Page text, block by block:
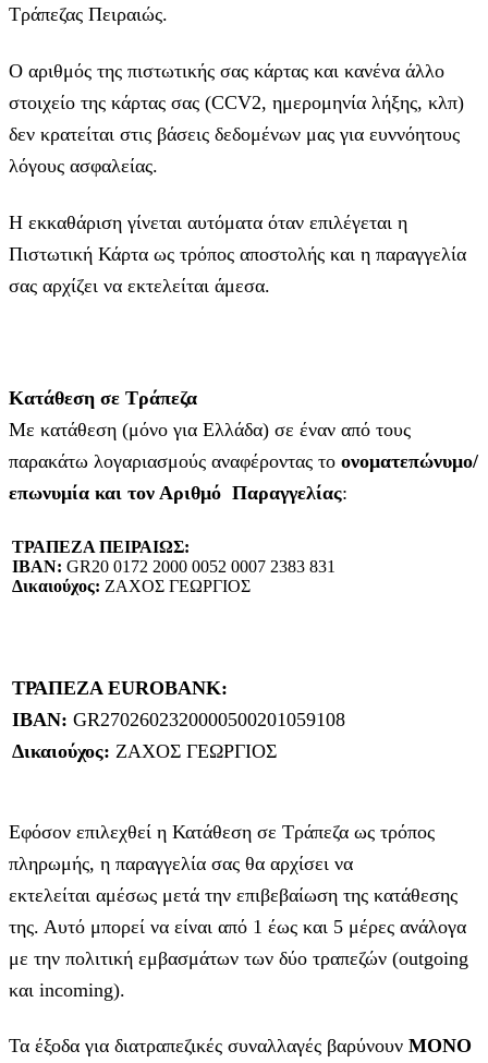
Τράπεζας Πειραιώς.
Ο αριθμός της πιστωτικής σας κάρτας και κανένα άλλο
στοιχείο της κάρτας σας (CCV2, ημερομηνία λήξης, κλπ)
δεν κρατείται στις βάσεις δεδομένων μας για ευννόητους
λόγους ασφαλείας.
Η εκκαθάριση γίνεται αυτόματα όταν επιλέγεται η
Πιστωτική Κάρτα ως τρόπος αποστολής και η παραγγελία
σας αρχίζει να εκτελείται άμεσα.
Κατάθεση σε Τράπεζα
Με κατάθεση (μόνο για Ελλάδα) σε έναν από τους
παρακάτω λογαριασμούς αναφέροντας το ονοματεπώνυμο/
επωνυμία και τον Αριθμό Παραγγελίας:
ΤΡΑΠΕΖΑ ΠΕΙΡΑΙΩΣ:
IBAN: GR20 0172 2000 0052 0007 2383 831
Δικαιούχος: ΖΑΧΟΣ ΓΕΩΡΓΙΟΣ
ΤΡΑΠΕΖΑ EUROBANK:
IBAN: GR2702602320000500201059108
Δικαιούχος: ΖΑΧΟΣ ΓΕΩΡΓΙΟΣ
Εφόσον επιλεχθεί η Κατάθεση σε Τράπεζα ως τρόπος
πληρωμής, η παραγγελία σας θα αρχίσει να
εκτελείται αμέσως μετά την επιβεβαίωση της κατάθεσης
της. Αυτό μπορεί να είναι από 1 έως και 5 μέρες ανάλογα
με την πολιτική εμβασμάτων των δύο τραπεζών (outgoing
και incoming).
Τα έξοδα για διατραπεζικές συναλλαγές βαρύνουν MONO